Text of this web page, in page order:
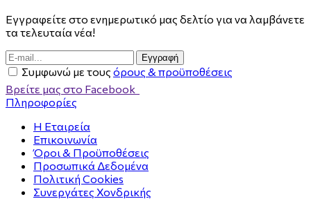
Εγγραφείτε στο ενημερωτικό μας δελτίο για να λαμβάνετε
τα τελευταία νέα!
Eγγραφή
Συμφωνώ με τους όρους & προϋποθέσεις
Βρείτε μας στο Facebook
Πληροφορίες
Η Εταιρεία
Επικοινωνία
Όροι & Προϋποθέσεις
Προσωπικά Δεδομένα
Πολιτική Cookies
Συνεργάτες Χονδρικής